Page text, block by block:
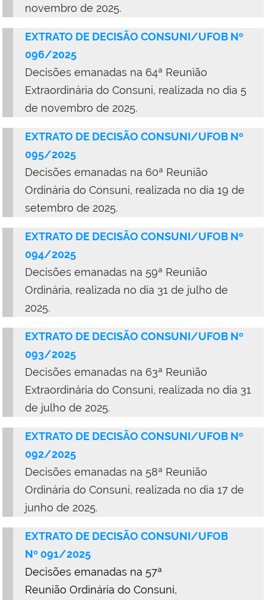
novembro de 2025.
EXTRATO DE DECISÃO CONSUNI/UFOB Nº
096/2025
Decisões emanadas na 64ª Reunião
Extraordinária do Consuni, realizada no dia 5
de novembro de 2025.
EXTRATO DE DECISÃO CONSUNI/UFOB Nº
095/2025
Decisões emanadas na 60ª Reunião
Ordinária do Consuni, realizada no dia 19 de
setembro de 2025.
EXTRATO DE DECISÃO CONSUNI/UFOB Nº
094/2025
Decisões emanadas na 59ª Reunião
Ordinária, realizada no dia 31 de julho de
2025.
EXTRATO DE DECISÃO CONSUNI/UFOB Nº
093/2025
Decisões emanadas na 63ª Reunião
Extraordinária do Consuni, realizada no dia 31
de julho de 2025.
EXTRATO DE DECISÃO CONSUNI/UFOB Nº
092/2025
Decisões emanadas na 58ª Reunião
Ordinária do Consuni, realizada no dia 17 de
junho de 2025.
EXTRATO DE DECISÃO CONSUNI/UFOB
Nº091/2025
Decisões emanadas na 57ª
Reunião Ordinária do Consuni,